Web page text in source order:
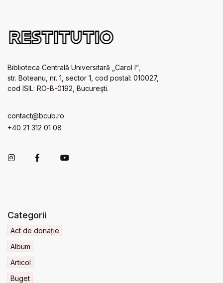
Biblioteca Centrală Universitară „Carol I”,
str. Boteanu, nr. 1, sector 1, cod postal: 010027,
cod ISIL: RO-B-0192, Bucureşti.
contact@bcub.ro
+40 21 312 01 08
Categorii
Act de donație
Album
Articol
Buget